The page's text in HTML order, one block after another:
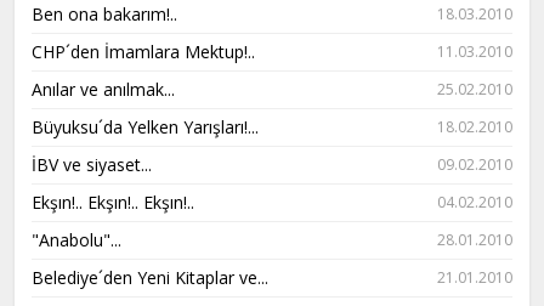
Ben ona bakarım!.. 18.03.2010
CHP´den İmamlara Mektup!.. 11.03.2010
Anılar ve anılmak... 25.02.2010
Büyuksu´da Yelken Yarışları!... 18.02.2010
İBV ve siyaset... 09.02.2010
Ekşın!.. Ekşın!.. Ekşın!.. 04.02.2010
"Anabolu"... 28.01.2010
Belediye´den Yeni Kitaplar ve... 21.01.2010